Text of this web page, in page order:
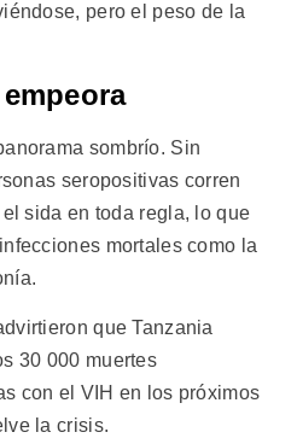
pero el peso de la
sombrío. Sin
seropositivas corren
sida en toda regla, lo que
mortales como la
que Tanzania
30 000 muertes
con el VIH en los próximos
la crisis.